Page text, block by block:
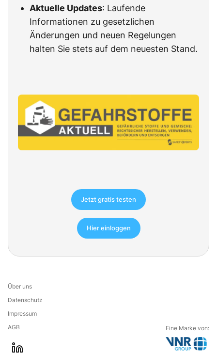
Aktuelle Updates: Laufende
Informationen zu gesetzlichen
Änderungen und neuen Regelungen
halten Sie stets auf dem neuesten Stand.
Jetzt gratis testen
Hier einloggen
Über uns
Datenschutz
Impressum
AGB
Eine Marke von: